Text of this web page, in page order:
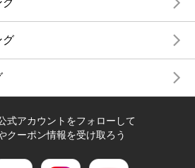
グ
グ
式アカウントをフォローして
クーポン情報を受け取ろう